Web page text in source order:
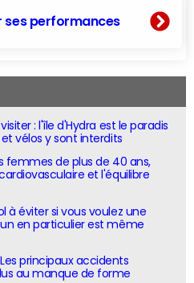
ses performances
: l'île d'Hydra est le paradis
vélos y sont interdits
femmes de plus de 40 ans,
et l'équilibre
à éviter si vous voulez une
en particulier est même
principaux accidents
au manque de forme